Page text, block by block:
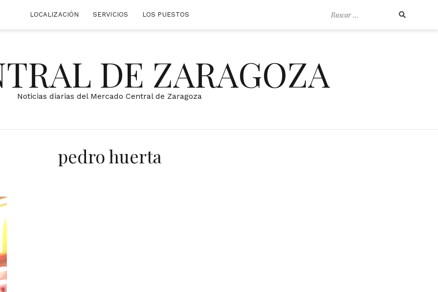
Buscar
LOCALIZACIÓN SERVICIOS LOS PUESTOS
DE ZARAGOZA
Noticias diarias del Mercado Central de Zaragoza
pedro huerta